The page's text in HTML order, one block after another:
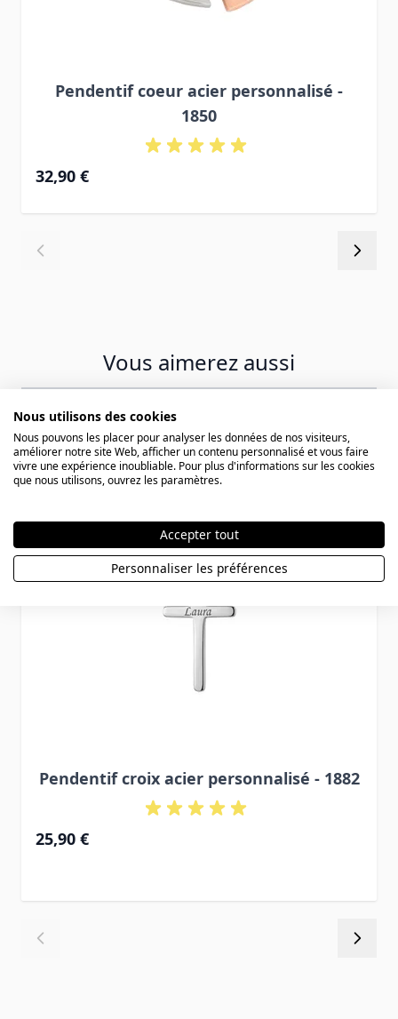
Pendentif coeur acier personnalisé -
1850
32,90 €
Vous aimerez aussi
Press to skip carousel
Pendentif croix acier personnalisé - 1882
25,90 €
Nous utilisons des cookies
Nous pouvons les placer pour analyser les données de nos visiteurs,
améliorer notre site Web, afficher un contenu personnalisé et vous faire
vivre une expérience inoubliable. Pour plus d'informations sur les cookies
que nous utilisons, ouvrez les paramètres.
Accepter tout
Personnaliser les préférences